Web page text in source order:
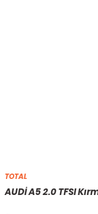
TOTAL
AUDİ A5 2.0 TFSI